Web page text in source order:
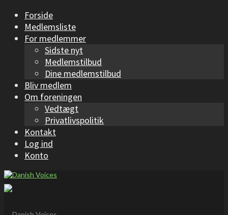
Forside
Medlemsliste
For medlemmer
Sidste nyt
Medlemstilbud
Dine medlemstilbud
Bliv medlem
Om foreningen
Vedtægt
Privatlivspolitik
Kontakt
Log ind
Konto